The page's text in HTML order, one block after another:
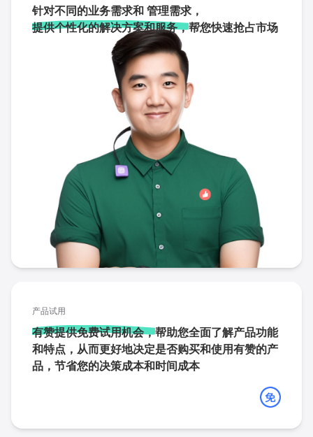
针对不同的业务需求和 管理需求，
提供个性化的解决方案和服务，帮您快速抢占市场
产品试用
有赞提供免费试用机会，帮助您全面了解产品功能
和特点，从而更好地决定是否购买和使用有赞的产
品，节省您的决策成本和时间成本